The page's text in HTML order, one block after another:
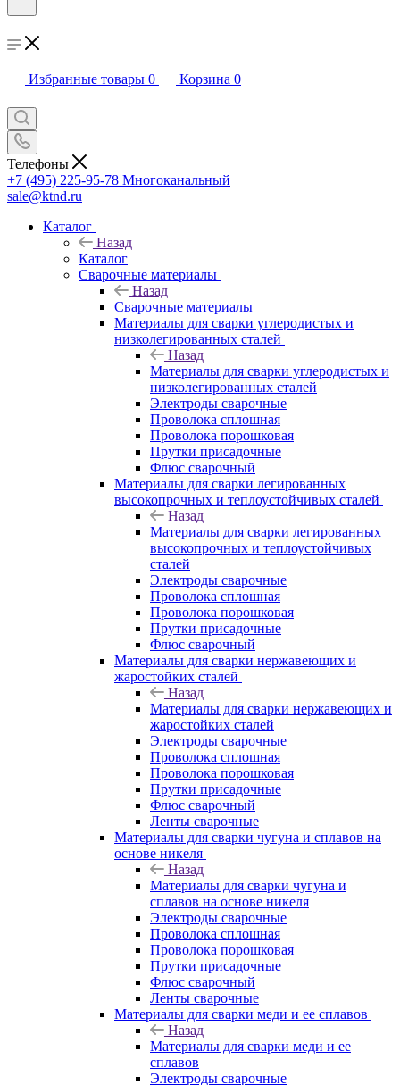
Избранные товары 0 Корзина 0
Телефоны
+7 (495) 225-95-78 Многоканальный
sale@ktnd.ru
Каталог
Назад
Каталог
Сварочные материалы
Назад
Сварочные материалы
Материалы для сварки углеродистых и
низколегированных сталей
Назад
Материалы для сварки углеродистых и
низколегированных сталей
Электроды сварочные
Проволока сплошная
Проволока порошковая
Прутки присадочные
Флюс сварочный
Материалы для сварки легированных
высокопрочных и теплоустойчивых сталей
Назад
Материалы для сварки легированных
высокопрочных и теплоустойчивых
сталей
Электроды сварочные
Проволока сплошная
Проволока порошковая
Прутки присадочные
Флюс сварочный
Материалы для сварки нержавеющих и
жаростойких сталей
Назад
Материалы для сварки нержавеющих и
жаростойких сталей
Электроды сварочные
Проволока сплошная
Проволока порошковая
Прутки присадочные
Флюс сварочный
Ленты сварочные
Материалы для сварки чугуна и сплавов на
основе никеля
Назад
Материалы для сварки чугуна и
сплавов на основе никеля
Электроды сварочные
Проволока сплошная
Проволока порошковая
Прутки присадочные
Флюс сварочный
Ленты сварочные
Материалы для сварки меди и ее сплавов
Назад
Материалы для сварки меди и ее
сплавов
Электроды сварочные